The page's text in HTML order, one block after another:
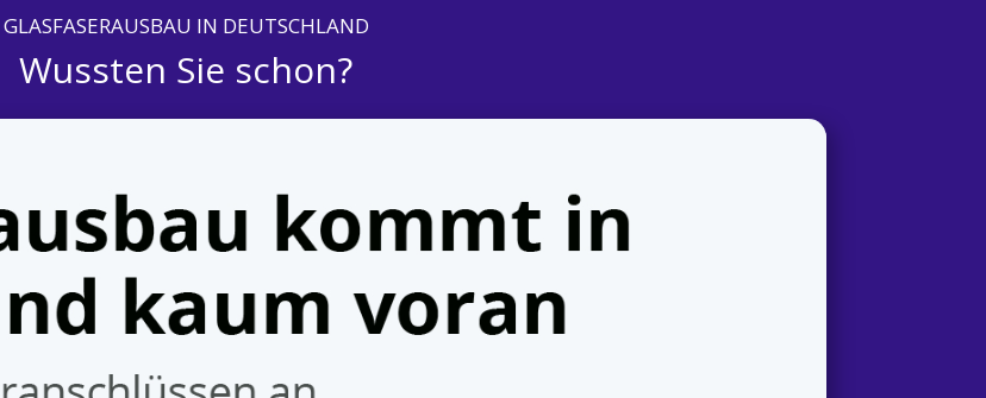
GLASFASERAUSBAU IN DEUTSCHLAND
Wussten Sie schon?